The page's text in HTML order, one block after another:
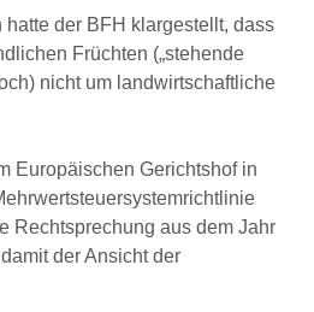
hatte der BFH klargestellt, dass
Früchten („stehende
nicht um landwirtschaftliche
Europäischen Gerichtshof in
Rechtsprechung aus dem Jahr
der Ansicht der